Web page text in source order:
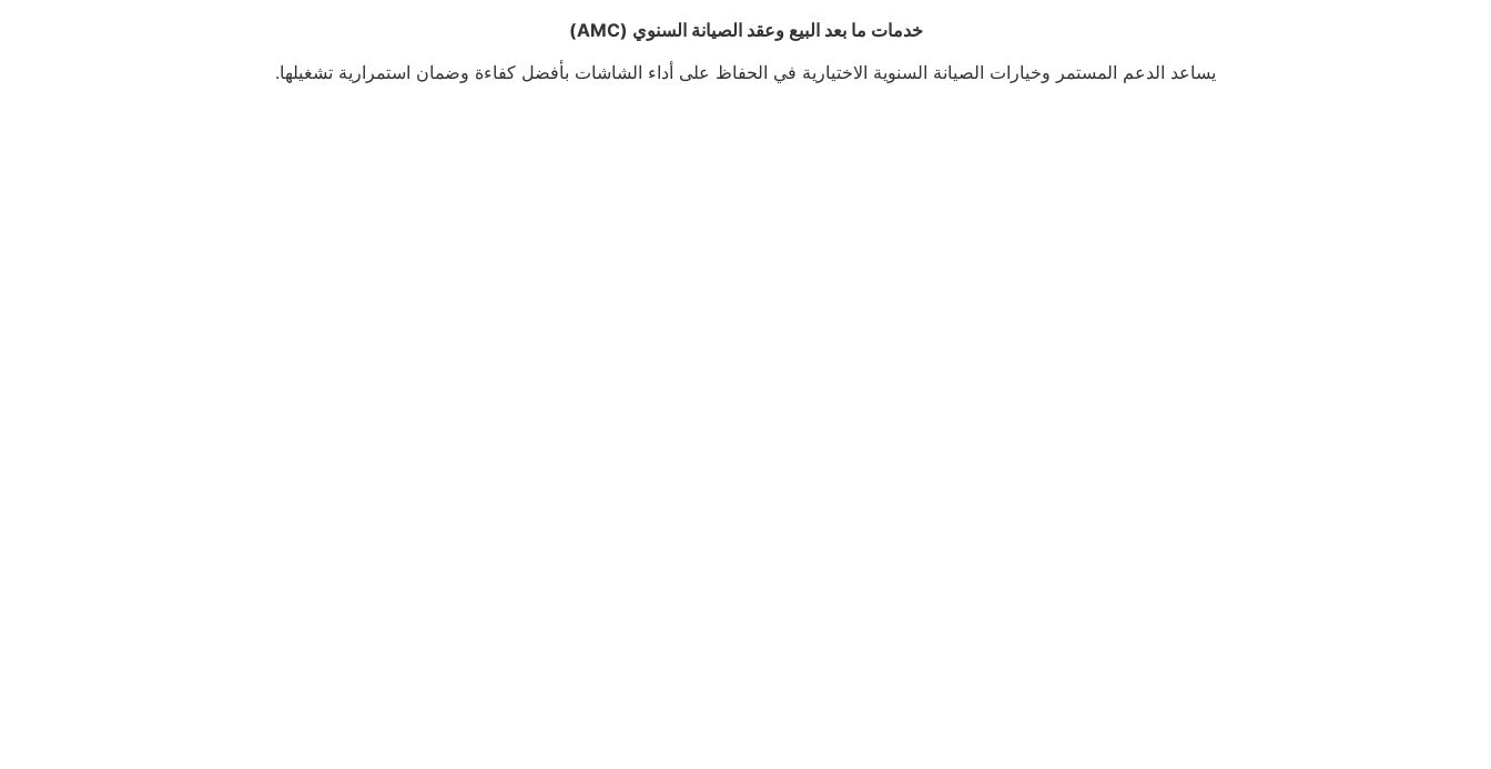
خدمات ما بعد البيع وعقد الصيانة السنوي (AMC)
يساعد الدعم المستمر وخيارات الصيانة السنوية الاختيارية في الحفاظ على أداء الشاشات بأفضل كفاءة وضمان استمرارية تشغيلها.